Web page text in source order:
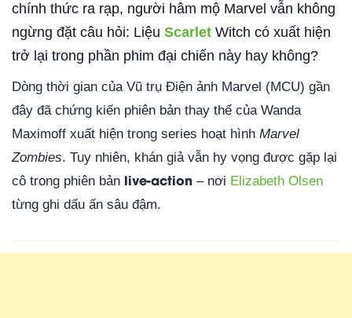
chính thức ra rạp, người hâm mộ Marvel vẫn không
ngừng đặt câu hỏi: Liệu Scarlet Witch có xuất hiện
trở lại trong phần phim đại chiến này hay không?
Dòng thời gian của Vũ trụ Điện ảnh Marvel (MCU) gần
đây đã chứng kiến phiên bản thay thế của Wanda
Maximoff xuất hiện trong series hoạt hình Marvel
Zombies. Tuy nhiên, khán giả vẫn hy vọng được gặp lại
cô trong phiên bản live-action – nơi Elizabeth Olsen
từng ghi dấu ấn sâu đậm.